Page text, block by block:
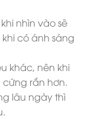
nhìn vào sẽ
có ánh sáng
khác, nên khi
rắn hơn.
lâu ngày thì